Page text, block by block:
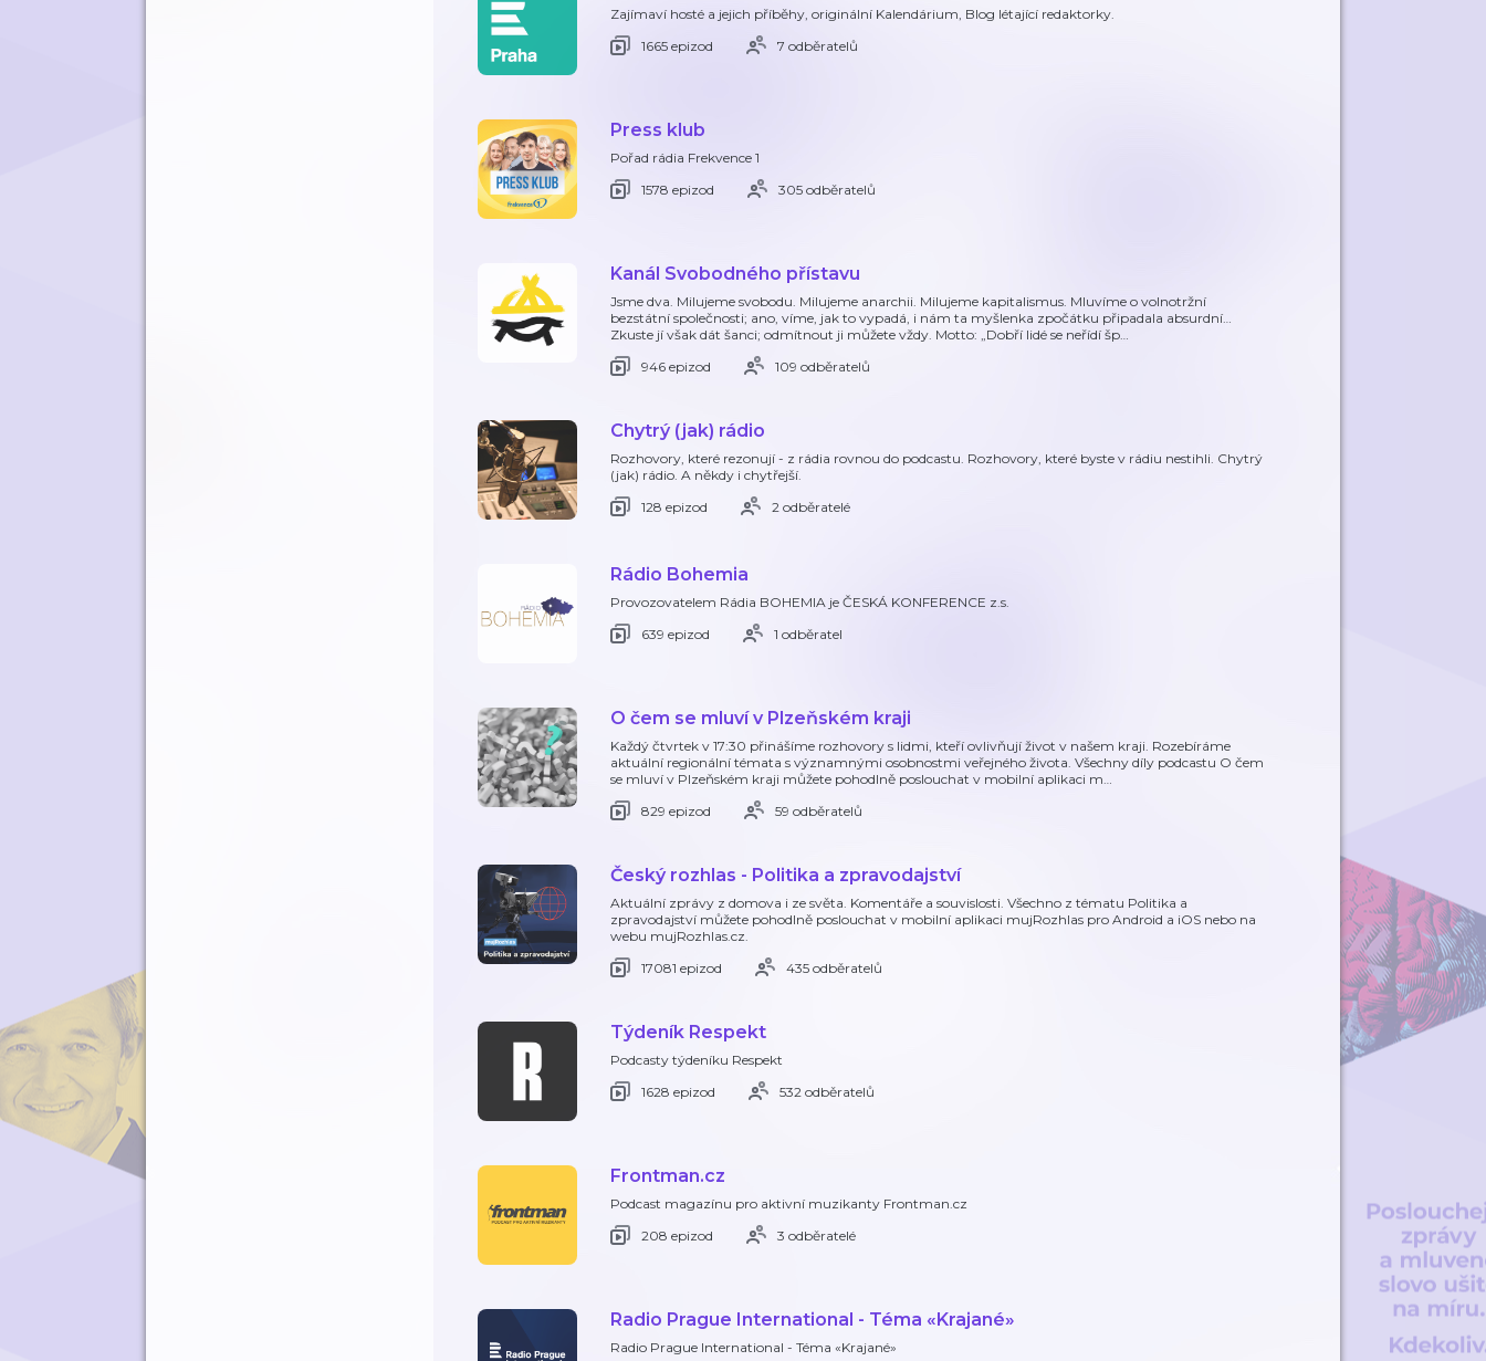
Zajímaví hosté a jejich příběhy, originální Kalendárium, Blog létající redaktorky.
1665 epizod
7 odběratelů
Press klub
Pořad rádia Frekvence 1
1578 epizod
305 odběratelů
Kanál Svobodného přístavu
Jsme dva. Milujeme svobodu. Milujeme anarchii. Milujeme kapitalismus. Mluvíme o volnotržní
bezstátní společnosti; ano, víme, jak to vypadá, i nám ta myšlenka zpočátku připadala absurdní…
Zkuste jí však dát šanci; odmítnout ji můžete vždy. Motto: „Dobří lidé se neřídí šp…
946 epizod
109 odběratelů
Chytrý (jak) rádio
Rozhovory, které rezonují - z rádia rovnou do podcastu. Rozhovory, které byste v rádiu nestihli. Chytrý
(jak) rádio. A někdy i chytřejší.
128 epizod
2 odběratelé
Rádio Bohemia
Provozovatelem Rádia BOHEMIA je ČESKÁ KONFERENCE z.s.
639 epizod
1 odběratel
O čem se mluví v Plzeňském kraji
Každý čtvrtek v 17:30 přinášíme rozhovory s lidmi, kteří ovlivňují život v našem kraji. Rozebíráme
aktuální regionální témata s významnými osobnostmi veřejného života. Všechny díly podcastu O čem
se mluví v Plzeňském kraji můžete pohodlně poslouchat v mobilní aplikaci m…
829 epizod
59 odběratelů
Český rozhlas - Politika a zpravodajství
Aktuální zprávy z domova i ze světa. Komentáře a souvislosti. Všechno z tématu Politika a
zpravodajství můžete pohodlně poslouchat v mobilní aplikaci mujRozhlas pro Android a iOS nebo na
webu mujRozhlas.cz.
17081 epizod
435 odběratelů
Týdeník Respekt
Podcasty týdeníku Respekt
1628 epizod
532 odběratelů
Frontman.cz
Podcast magazínu pro aktivní muzikanty Frontman.cz
208 epizod
3 odběratelé
Radio Prague International - Téma «Krajané»
Radio Prague International - Téma «Krajané»